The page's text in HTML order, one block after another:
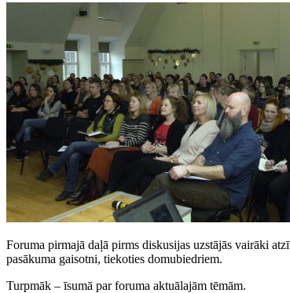
Foruma pirmajā daļā pirms diskusijas uzstājās vairāki
pasākuma gaisotni, tiekoties domubiedriem.
Turpmāk – īsumā par foruma aktuālajām tēmām.